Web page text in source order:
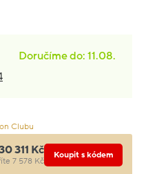
Doručíme do: 11.08.
Clubu
311 Kč
7 578 Kč
Koupit s kódem